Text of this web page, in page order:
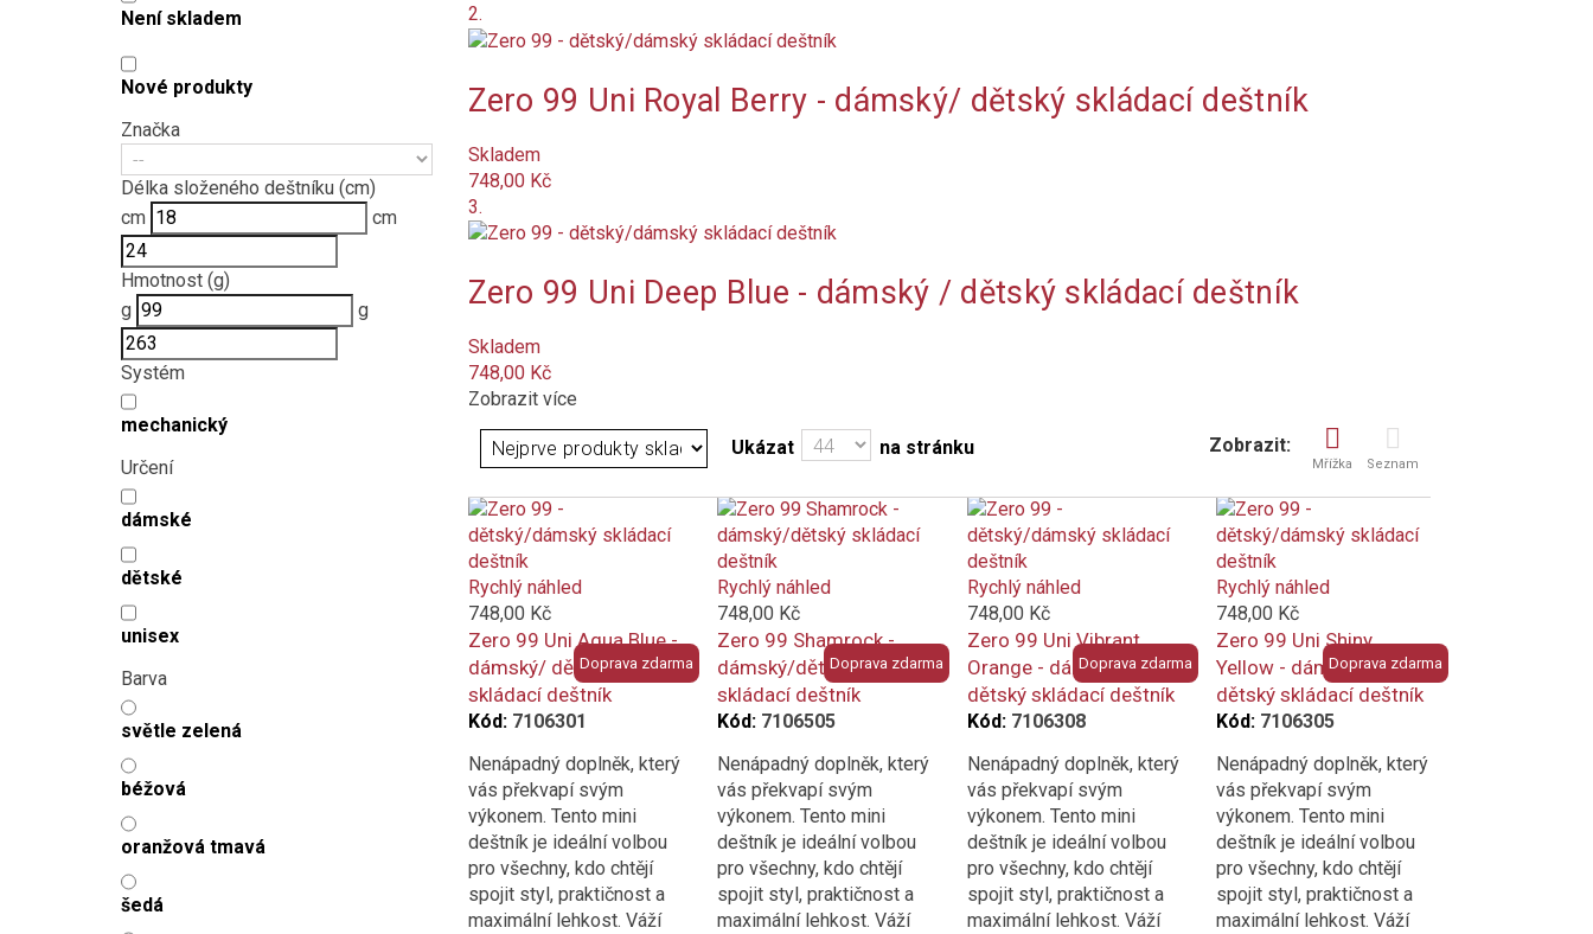
Není skladem
Nové produkty
Značka
Délka složeného deštníku (cm)
cm
cm
Hmotnost (g)
g
g
Systém
mechanický
Určení
dámské
dětské
unisex
Barva
světle zelená
béžová
oranžová tmavá
šedá
2.
Zero 99 Uni Royal Berry - dámský/ dětský skládací deštník
Skladem
748,00 Kč
3.
Zero 99 Uni Deep Blue - dámský / dětský skládací deštník
Skladem
748,00 Kč
Zobrazit více
Zobrazit:
Mřížka Seznam
Ukázat na stránku
Doprava zdarma
Rychlý náhled
748,00 Kč
Zero 99 Uni Aqua Blue -
dámský/ dětský
skládací deštník
Kód: 7106301
Nenápadný doplněk, který
vás překvapí svým
výkonem. Tento mini
deštník je ideální volbou
pro všechny, kdo chtějí
spojit styl, praktičnost a
maximální lehkost. Váží
Doprava zdarma
Rychlý náhled
748,00 Kč
Zero 99 Shamrock -
dámský/dětský
skládací deštník
Kód: 7106505
Nenápadný doplněk, který
vás překvapí svým
výkonem. Tento mini
deštník je ideální volbou
pro všechny, kdo chtějí
spojit styl, praktičnost a
maximální lehkost. Váží
Doprava zdarma
Rychlý náhled
748,00 Kč
Zero 99 Uni Vibrant
Orange - dámský/
dětský skládací deštník
Kód: 7106308
Nenápadný doplněk, který
vás překvapí svým
výkonem. Tento mini
deštník je ideální volbou
pro všechny, kdo chtějí
spojit styl, praktičnost a
maximální lehkost. Váží
Doprava zdarma
Rychlý náhled
748,00 Kč
Zero 99 Uni Shiny
Yellow - dámský/
dětský skládací deštník
Kód: 7106305
Nenápadný doplněk, který
vás překvapí svým
výkonem. Tento mini
deštník je ideální volbou
pro všechny, kdo chtějí
spojit styl, praktičnost a
maximální lehkost. Váží